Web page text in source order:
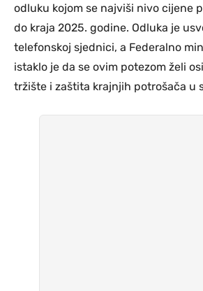
odluku kojom se najviši nivo cijene
do kraja 2025. godine. Odluka je
telefonskoj sjednici, a Federalno
istaklo je da se ovim potezom želi
tržište i zaštita krajnjih potrošača u